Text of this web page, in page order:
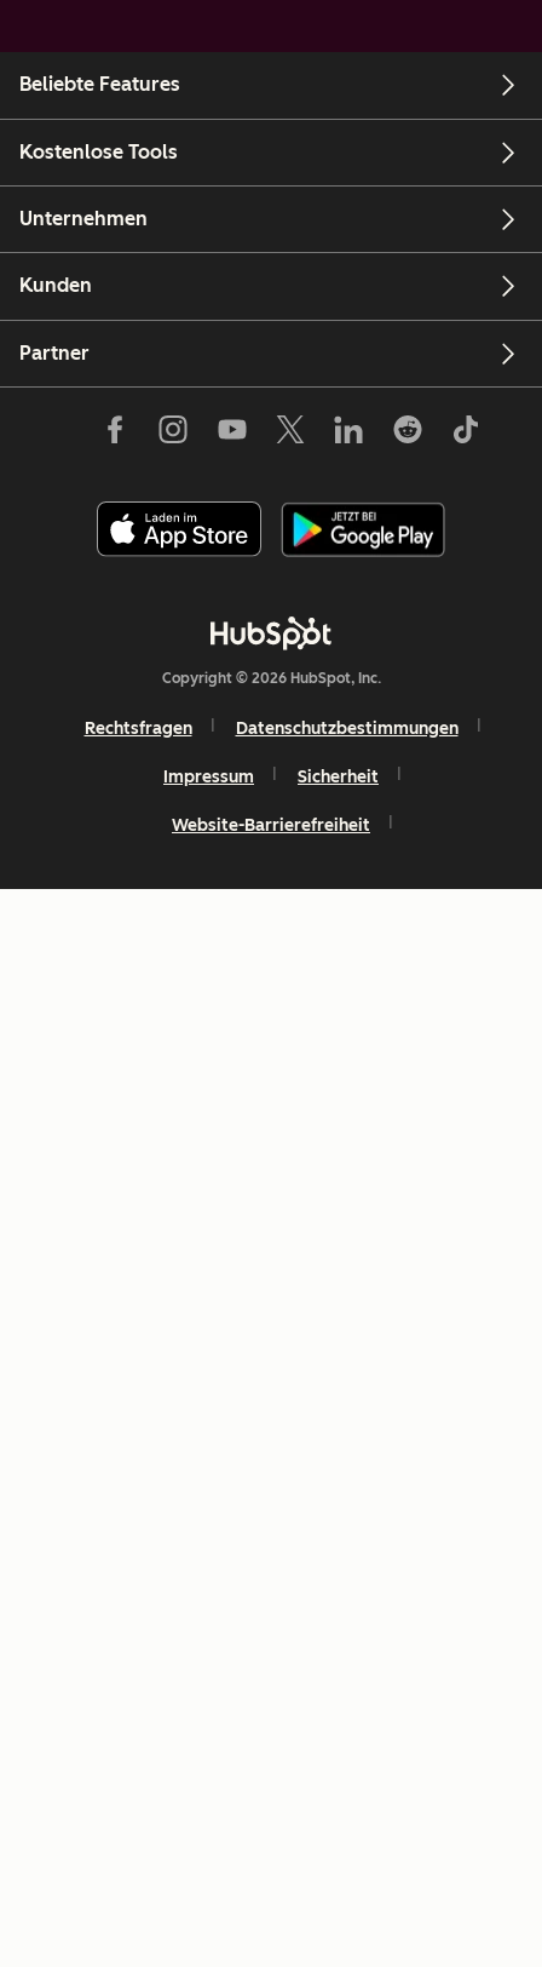
Beliebte Features
Kostenlose Tools
Unternehmen
Kunden
Partner
Copyright © 2026 HubSpot, Inc.
Rechtsfragen Datenschutzbestimmungen
Impressum Sicherheit
Website-Barrierefreiheit